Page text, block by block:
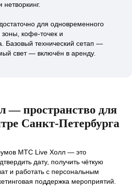
для одновременного
кофе-точек и
Базовый технический сетап —
свет — включён в аренду.
пространство для
Санкт-Петербурга
МТС Live Холл — это
дату, получить чёткую
и работать с персональным
поддержка мероприятий.